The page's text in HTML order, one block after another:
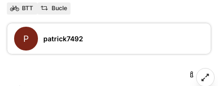
BTT Bucle
P patrick7492